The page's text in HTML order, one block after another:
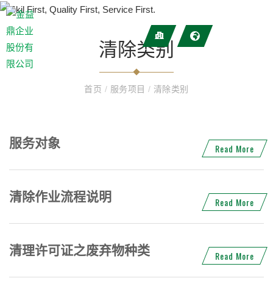
清除类别
首页 / 服务项目 / 清除类别
服务对象 Read More
清除作业流程说明 Read More
清理许可证之废弃物种类 Read More